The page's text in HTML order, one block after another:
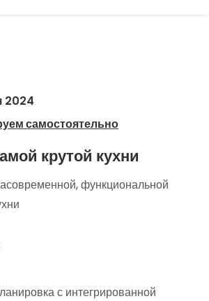
2024
самостоятельно
крутой кухни
функциональной
с интегрированной